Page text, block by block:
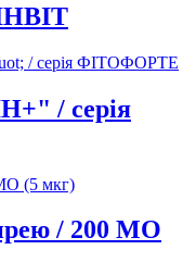
/ серія
/ 200 МО